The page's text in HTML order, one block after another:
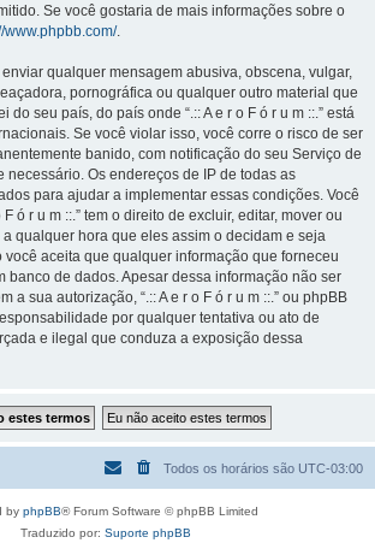
Se você gostaria de mais informações sobre o
www.phpbb.com/.
qualquer mensagem abusiva, obscena, vulgar,
pornográfica ou qualquer outro material que
do seu país, do país onde “.:: A e r o F ó r u m ::.” está
Se você violar isso, você corre o risco de ser
banido, com notificação do seu Serviço de
necessário. Os endereços de IP de todas as
para ajudar a implementar essas condições. Você
F ó r u m ::.” tem o direito de excluir, editar, mover ou
qualquer hora que eles assim o decidam e seja
aceita que qualquer informação que forneceu
banco de dados. Apesar dessa informação não ser
a sua autorização, “.:: A e r o F ó r u m ::.” ou phpBB
por qualquer tentativa ou ato de
e ilegal que conduza a exposição dessa
Todos os horários são UTC-03:00
by phpBB® Forum Software © phpBB Limited
Traduzido por: Suporte phpBB